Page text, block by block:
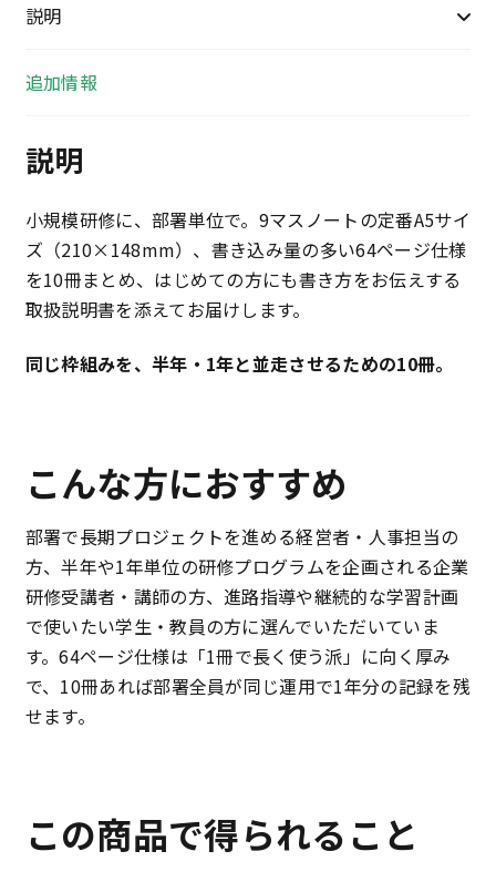
10
（取
明
付
き）
個
説明
追加情報
説明
小規模研修に、部署単位で。9マスノートの定番A5サイ
ズ（210×148mm）、書き込み量の多い64ページ仕様
を10冊まとめ、はじめての方にも書き方をお伝えする
取扱説明書を添えてお届けします。
同じ枠組みを、半年・1年と並走させるための10冊。
こんな方におすすめ
部署で長期プロジェクトを進める経営者・人事担当の
方、半年や1年単位の研修プログラムを企画される企業
研修受講者・講師の方、進路指導や継続的な学習計画
で使いたい学生・教員の方に選んでいただいていま
す。64ページ仕様は「1冊で長く使う派」に向く厚み
で、10冊あれば部署全員が同じ運用で1年分の記録を残
せます。
この商品で得られること